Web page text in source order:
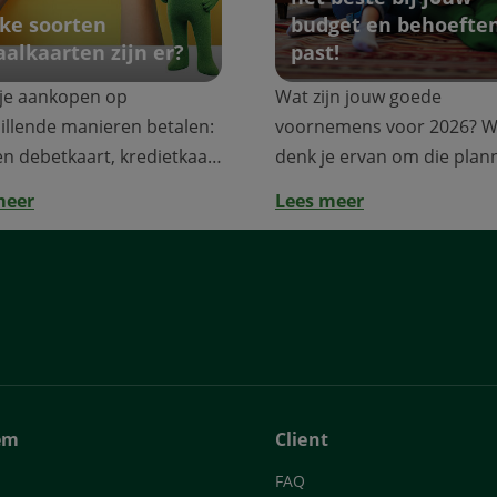
soorten
zijn er?
aankopen op
manieren betalen:
debetkaart, kredietkaart
budget en
past!
Wat zijn jouw goede
voornemens voor 2026?
denk je ervan om die
Lees meer
Client
FAQ